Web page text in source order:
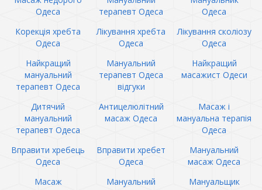
Одеса
терапевт Одеса
Одеса
Корекція хребта
Одеса
Лікування хребта
Одеса
Лікування сколіозу
Одеса
Найкращий
мануальний
терапевт Одеса
Мануальний
терапевт Одеса
відгуки
Найкращий
масажист Одеси
Дитячий
мануальний
терапевт Одеса
Антицелюлітний
масаж Одеса
Масаж і
мануальна терапія
Одеса
Вправити хребець
Одеса
Вправити хребет
Одеса
Мануальний
масаж Одеса
Масаж
Мануальний
Мануальщик